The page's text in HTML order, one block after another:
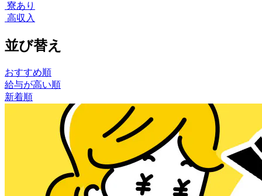
寮あり
高収入
並び替え
おすすめ順
給与が高い順
新着順